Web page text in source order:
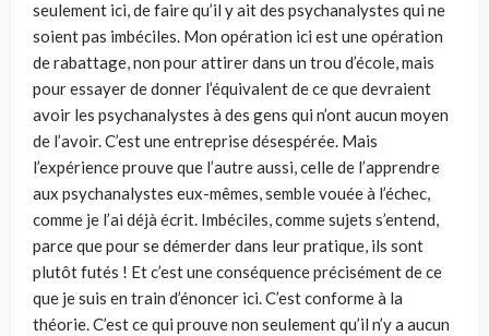
seulement ici, de faire qu’il y ait des psychanalystes qui ne
soient pas imbéciles. Mon opération ici est une opération
de rabattage, non pour attirer dans un trou d’école, mais
pour essayer de donner l’équivalent de ce que devraient
avoir les psychanalystes à des gens qui n’ont aucun moyen
de l’avoir. C’est une entreprise désespérée. Mais
l’expérience prouve que l’autre aussi, celle de l’apprendre
aux psychanalystes eux-mêmes, semble vouée à l’échec,
comme je l’ai déjà écrit. Imbéciles, comme sujets s’entend,
parce que pour se démerder dans leur pratique, ils sont
plutôt futés ! Et c’est une conséquence précisément de ce
que je suis en train d’énoncer ici. C’est conforme à la
théorie. C’est ce qui prouve non seulement qu’il n’y a aucun